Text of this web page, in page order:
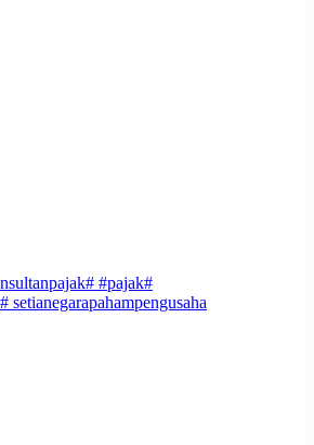
# #pajak#
# setianegarapahampengusaha